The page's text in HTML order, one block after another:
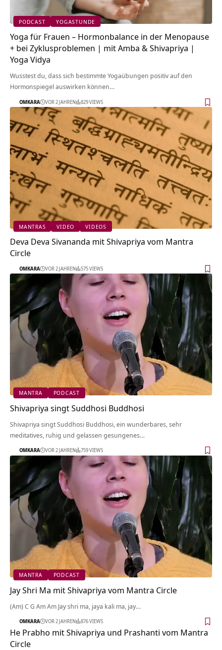
PODCAST YOGASTUNDE
Yoga für Frauen – Hormonbalance in der Menopause
+ bei Zyklusproblemen | mit Amba & Shivapriya |
Yoga Vidya
Wusstest du, dass sich bestimmte Yogaübungen positiv auf den
Hormonspiegel auswirken können…
OMKARA VOR 2 JAHREN 829 VIEWS
MANTRAS VIDEO VIDEOS
Deva Deva Sivananda mit Shivapriya vom Mantra
Circle
OMKARA VOR 2 JAHREN 575 VIEWS
MANTRA PODCAST
Shivapriya singt Suddhosi Buddhosi
Shivapriya singt Suddhosi Buddhosi, ein wunderbares, sehr
meditatives, ruhig und gelassen gesungenes…
OMKARA VOR 2 JAHREN 759 VIEWS
MANTRA PODCAST
Jay Shri Ma mit Shivapriya vom Mantra Circle
(Am) C G Am Am Jay shri ma, jaya kali ma, jay…
OMKARA VOR 2 JAHREN 876 VIEWS
He Prabho mit Shivapriya und Prashanti vom Mantra
Circle